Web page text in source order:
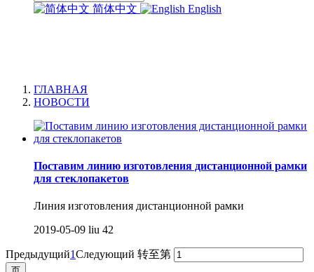
简体中文 English
ГЛАВНАЯ
НОВОСТИ
Поставим линию изготовления дистанционной рамки
для стеклопакетов
Линия изготовления дистанционной рамки
2019-05-09 liu 42
Предыдущий1Следующий 转至第